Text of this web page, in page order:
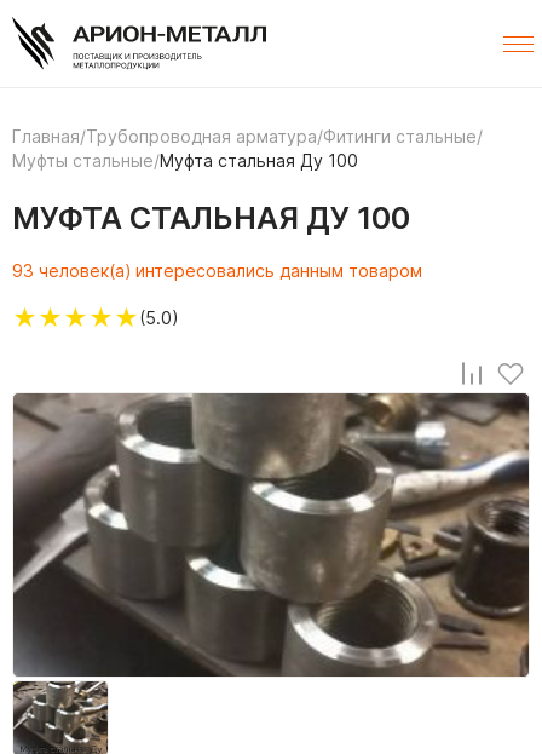
Главная/Трубопроводная арматура/Фитинги стальные/
Муфты стальные/Муфта стальная Ду 100
МУФТА СТАЛЬНАЯ ДУ 100
93 человек(а) интересовались данным товаром
★★★★★(5.0)